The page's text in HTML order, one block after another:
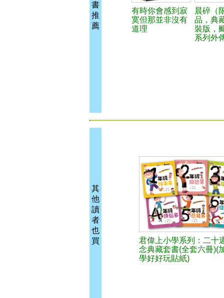
書
推
薦
有時你會感到寂
寞但那並非沒有
道理
晨碎（
品，典
裝版，
系列外
其
他
讀
者
也
買
君偉上小學系列：二十
念典藏套書(全套六冊)(
學好好玩貼紙)